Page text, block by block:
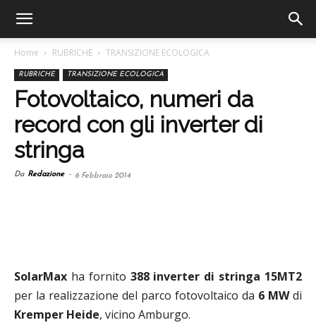
Home RUBRICHE TRANSIZIONE ECOLOGICA
RUBRICHE TRANSIZIONE ECOLOGICA
Fotovoltaico, numeri da
record con gli inverter di
stringa
Da Redazione - 6 Febbraio 2014
SolarMax ha fornito 388 inverter di stringa 15MT2
per la realizzazione del parco fotovoltaico da 6 MWdi
Kremper Heide, vicino Amburgo.